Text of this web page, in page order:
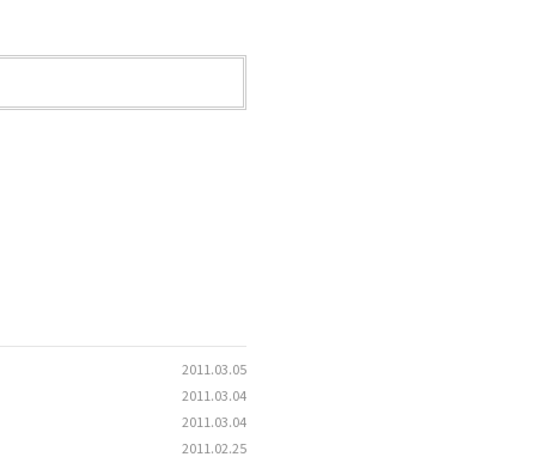
2011.03.05
2011.03.04
2011.03.04
2011.02.25